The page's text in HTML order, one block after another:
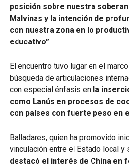
posición sobre nuestra
Malvinas y la intención de
con nuestra zona en lo
educativo”.
El encuentro tuvo lugar en el
búsqueda de articulaciones
con especial énfasis en la
como Lanús en procesos de
con países con fuerte peso en
Balladares, quien ha promovido
vinculación entre el Estado local
destacó el interés de China en